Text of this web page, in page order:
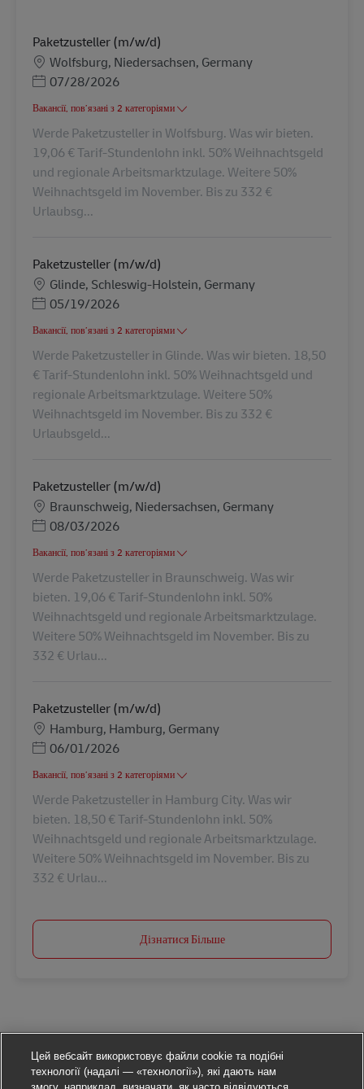
Paketzusteller (m/w/d)
Місцезнаходження
Wolfsburg, Niedersachsen, Germany
Posted Date
07/28/2026
Вакансії, пов’язані з 2 категоріями
Werde Paketzusteller in Wolfsburg. Was wir bieten.
19,06 € Tarif-Stundenlohn inkl. 50% Weihnachtsgeld
und regionale Arbeitsmarktzulage. Weitere 50%
Weihnachtsgeld im November. Bis zu 332 €
Urlaubsg...
Paketzusteller (m/w/d)
Місцезнаходження
Glinde, Schleswig-Holstein, Germany
Posted Date
05/19/2026
Вакансії, пов’язані з 2 категоріями
Werde Paketzusteller in Glinde. Was wir bieten. 18,50
€ Tarif-Stundenlohn inkl. 50% Weihnachtsgeld und
regionale Arbeitsmarktzulage. Weitere 50%
Weihnachtsgeld im November. Bis zu 332 €
Urlaubsgeld...
Paketzusteller (m/w/d)
Місцезнаходження
Braunschweig, Niedersachsen, Germany
Posted Date
08/03/2026
Вакансії, пов’язані з 2 категоріями
Werde Paketzusteller in Braunschweig. Was wir
bieten. 19,06 € Tarif-Stundenlohn inkl. 50%
Weihnachtsgeld und regionale Arbeitsmarktzulage.
Weitere 50% Weihnachtsgeld im November. Bis zu
332 € Urlau...
Paketzusteller (m/w/d)
Місцезнаходження
Hamburg, Hamburg, Germany
Posted Date
06/01/2026
Вакансії, пов’язані з 2 категоріями
Werde Paketzusteller in Hamburg City. Was wir
bieten. 18,50 € Tarif-Stundenlohn inkl. 50%
Weihnachtsgeld und regionale Arbeitsmarktzulage.
Weitere 50% Weihnachtsgeld im November. Bis zu
332 € Urlau...
Дізнатися Більше
Цей вебсайт використовує файли cookie та подібні
технології (надалі — «технології»), які дають нам